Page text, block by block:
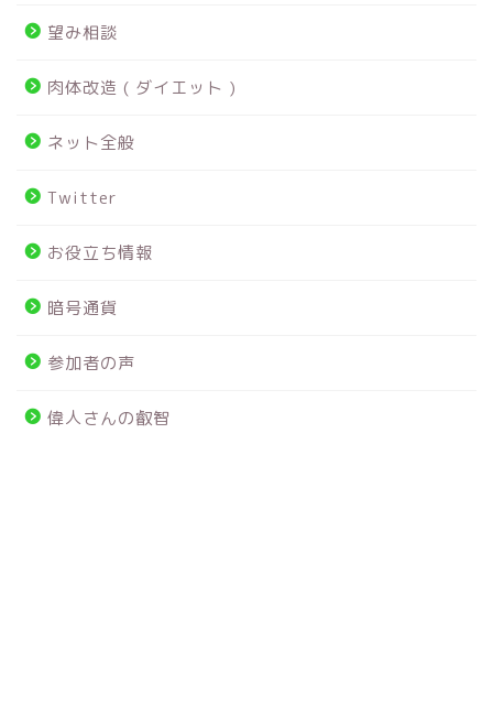
望み相談
肉体改造 ( ダイエット )
ネット全般
Twitter
お役立ち情報
暗号通貨
参加者の声
偉人さんの叡智